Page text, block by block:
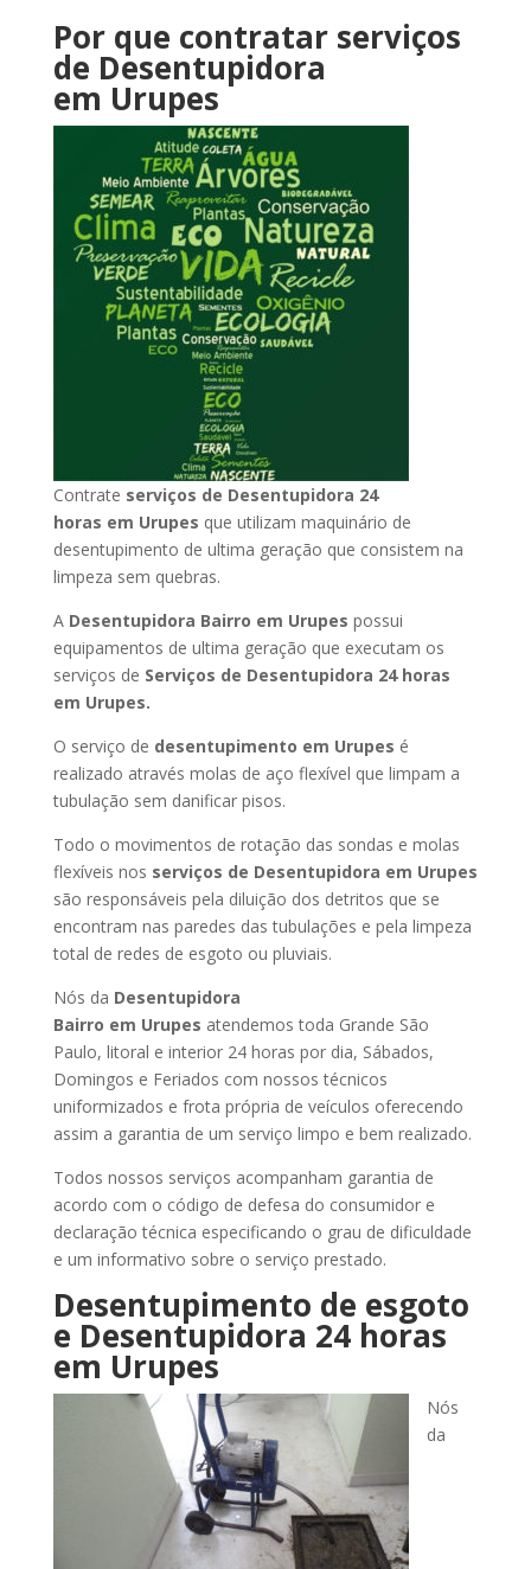
Por que contratar serviços
de Desentupidora
em Urupes
Contrate serviços de Desentupidora 24
horas em Urupes que utilizam maquinário de
desentupimento de ultima geração que consistem na
limpeza sem quebras.
A Desentupidora Bairro em Urupes possui
equipamentos de ultima geração que executam os
serviços de Serviços de Desentupidora 24 horas
em Urupes.
O serviço de desentupimento em Urupes é
realizado através molas de aço flexível que limpam a
tubulação sem danificar pisos.
Todo o movimentos de rotação das sondas e molas
flexíveis nos serviços de Desentupidora em Urupes
são responsáveis pela diluição dos detritos que se
encontram nas paredes das tubulações e pela limpeza
total de redes de esgoto ou pluviais.
Nós da Desentupidora
Bairro em Urupes atendemos toda Grande São
Paulo, litoral e interior 24 horas por dia, Sábados,
Domingos e Feriados com nossos técnicos
uniformizados e frota própria de veículos oferecendo
assim a garantia de um serviço limpo e bem realizado.
Todos nossos serviços acompanham garantia de
acordo com o código de defesa do consumidor e
declaração técnica especificando o grau de dificuldade
e um informativo sobre o serviço prestado.
Desentupimento de esgoto
e Desentupidora 24 horas
em Urupes
Nós
da